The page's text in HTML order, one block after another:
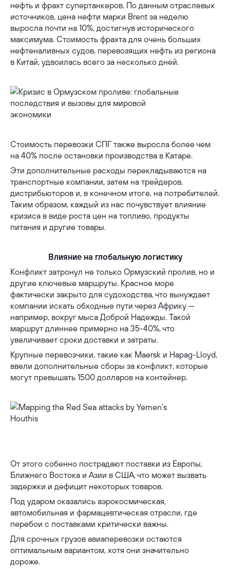
нефть и фрахт супертанкеров. По данным отраслевых
источников, цена нефти марки Brent за неделю
выросла почти на 10%, достигнув исторического
максимума. Стоимость фрахта для очень больших
нефтеналивных судов, перевозящих нефть из региона
в Китай, удвоилась всего за несколько дней.
Стоимость перевозки СПГ также выросла более чем
на 40% после остановки производства в Катаре.
Эти дополнительные расходы перекладываются на
транспортные компании, затем на трейдеров,
дистрибьюторов и, в конечном итоге, на потребителей.
Таким образом, каждый из нас почувствует влияние
кризиса в виде роста цен на топливо, продукты
питания и другие товары.
Влияние на глобальную логистику
Конфликт затронул не только Ормузский пролив, но и
другие ключевые маршруты. Красное море
фактически закрыто для судоходства, что вынуждает
компании искать обходные пути через Африку —
например, вокруг мыса Доброй Надежды. Такой
маршрут длиннее примерно на 35-40%, что
увеличивает сроки доставки и затраты.
Крупные перевозчики, такие как Maersk и Hapag-Lloyd,
ввели дополнительные сборы за конфликт, которые
могут превышать 1500 долларов на контейнер.
От этого собенно пострадают поставки из Европы,
Ближнего Востока и Азии в США, что может вызвать
задержки и дефицит некоторых товаров.
Под ударом оказались аэрокосмическая,
автомобильная и фармацевтическая отрасли, где
перебои с поставками критически важны.
Для срочных грузов авиаперевозки остаются
оптимальным вариантом, хотя они значительно
дороже.